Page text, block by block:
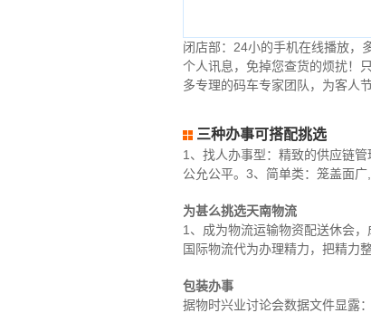
闭店部：24小的手机在线播放，
个人讯息，免掉您查货的烦扰！
多专理的码车专家团队，为客人
三种办事可搭配挑选
1、找人办事型：精致的供应链
公允公平。3、简单类：笼盖面
为甚么挑选天南物流
1、成为物流运输物资配送休会
国际物流代为办理精力，把精力
包装办事
据物时兴业讨论会数据文件显露